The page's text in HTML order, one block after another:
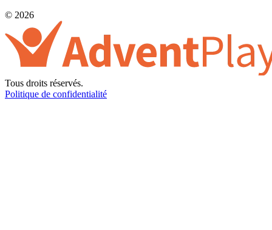
© 2026
Tous droits réservés.
Politique de confidentialité